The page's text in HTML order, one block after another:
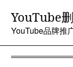
content
YouTube
YouTube品牌推